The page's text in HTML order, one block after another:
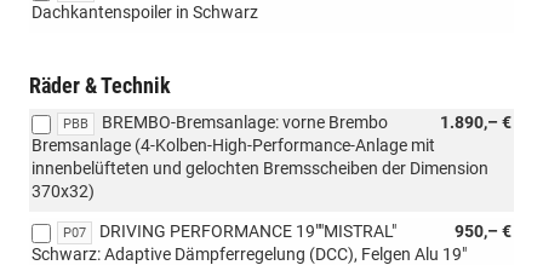
Dachkantenspoiler in Schwarz
Räder & Technik
PBB 1.890,– €
BREMBO-Bremsanlage: vorne Brembo
Bremsanlage (4-Kolben-High-Performance-Anlage mit
innenbelüfteten und gelochten Bremsscheiben der Dimension
370x32)
P07 950,– €
DRIVING PERFORMANCE 19""MISTRAL"
Schwarz: Adaptive Dämpferregelung (DCC), Felgen Alu 19"